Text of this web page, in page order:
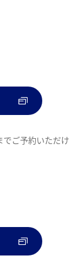
ご予約いただけ